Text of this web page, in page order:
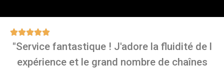
"Service fantastique ! J'adore la fluidité de l
expérience et le grand nombre de chaînes